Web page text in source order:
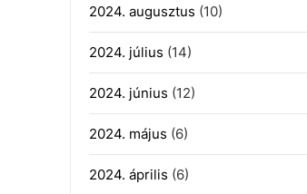
2024. augusztus (10)
2024. július (14)
2024. június (12)
2024. május (6)
2024. április (6)